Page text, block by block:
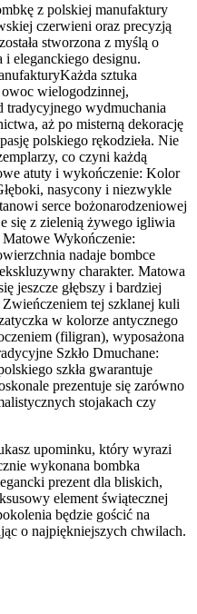
z polskiej manufaktury
czerwieni oraz precyzją
stworzona z myślą o
i eleganckiego designu.
sztuka
owoc wielogodzinnej,
tradycyjnego wydmuchania
aż po misterną dekorację
polskiego rękodzieła. Nie
co czyni każdą
atuty i wykończenie: Kolor
nasycony i niezwykle
serce bożonarodzeniowej
się z zielenią żywego igliwia
Matowe Wykończenie:
nadaje bombce
charakter. Matowa
jeszcze głębszy i bardziej
tej szklanej kuli
w kolorze antycznego
(filigran), wyposażona
Szkło Dmuchane:
szkła gwarantuje
prezentuje się zarówno
stojakach czy
upominku, który wyrazi
wykonana bombka
prezent dla bliskich,
element świątecznej
będzie gościć na
o najpiękniejszych chwilach.